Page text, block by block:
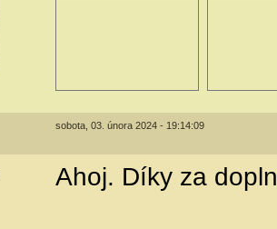
sobota, 03. února 2024 - 19:14:09
Ahoj. Díky za